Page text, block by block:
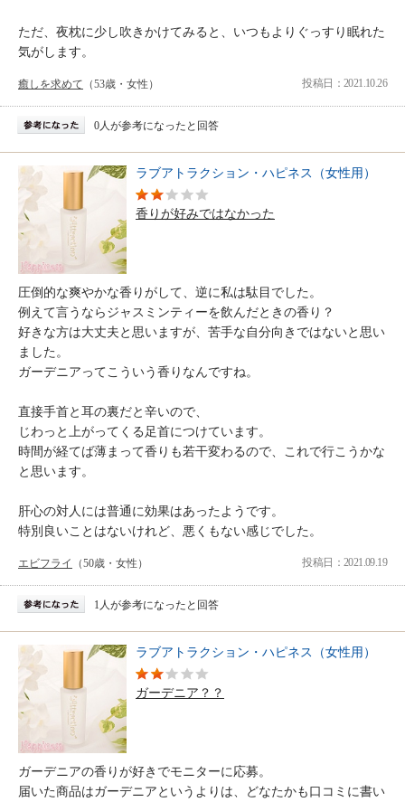
ただ、夜枕に少し吹きかけてみると、いつもよりぐっすり眠れた
気がします。
癒しを求めて （53歳・女性） 投稿日：2021.10.26
0人が参考になったと回答
ラブアトラクション・ハピネス（女性用）
香りが好みではなかった
圧倒的な爽やかな香りがして、逆に私は駄目でした。
例えて言うならジャスミンティーを飲んだときの香り？
好きな方は大丈夫と思いますが、苦手な自分向きではないと思い
ました。
ガーデニアってこういう香りなんですね。
直接手首と耳の裏だと辛いので、
じわっと上がってくる足首につけています。
時間が経てば薄まって香りも若干変わるので、これで行こうかな
と思います。
肝心の対人には普通に効果はあったようです。
特別良いことはないけれど、悪くもない感じでした。
エビフライ （50歳・女性） 投稿日：2021.09.19
1人が参考になったと回答
ラブアトラクション・ハピネス（女性用）
ガーデニア？？
ガーデニアの香りが好きでモニターに応募。
届いた商品はガーデニアというよりは、どなたかも口コミに書い